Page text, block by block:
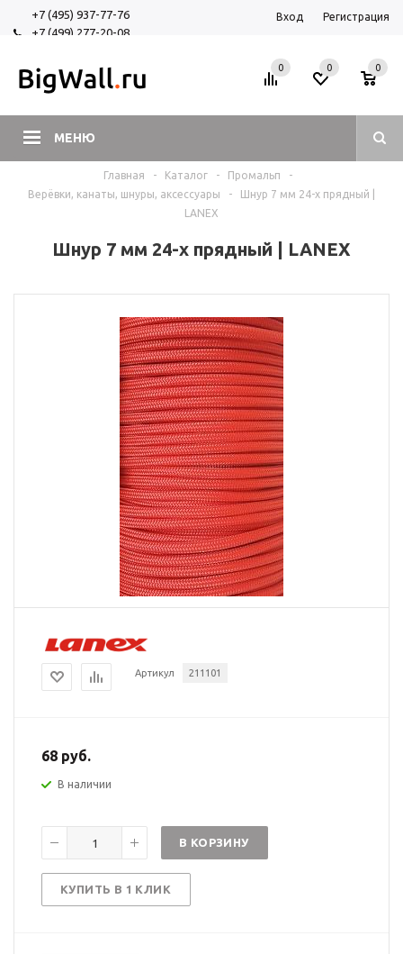
+7 (495) 937-77-76
+7 (499) 277-20-08
Вход Регистрация
МЕНЮ
0 0
0
Главная - Каталог - Промальп
-
Верёвки, канаты, шнуры, аксессуары
-
Шнур 7 мм 24-х прядный |
LANEX
Шнур 7 мм 24-х прядный | LANEX
Артикул 211101
68 руб.
В наличии
В КОРЗИНУ
КУПИТЬ В 1 КЛИК